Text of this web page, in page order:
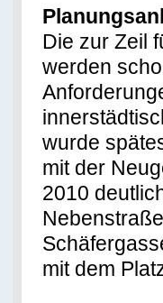
Die zur Zeil
werden
wurde
mit der
2010
mit dem